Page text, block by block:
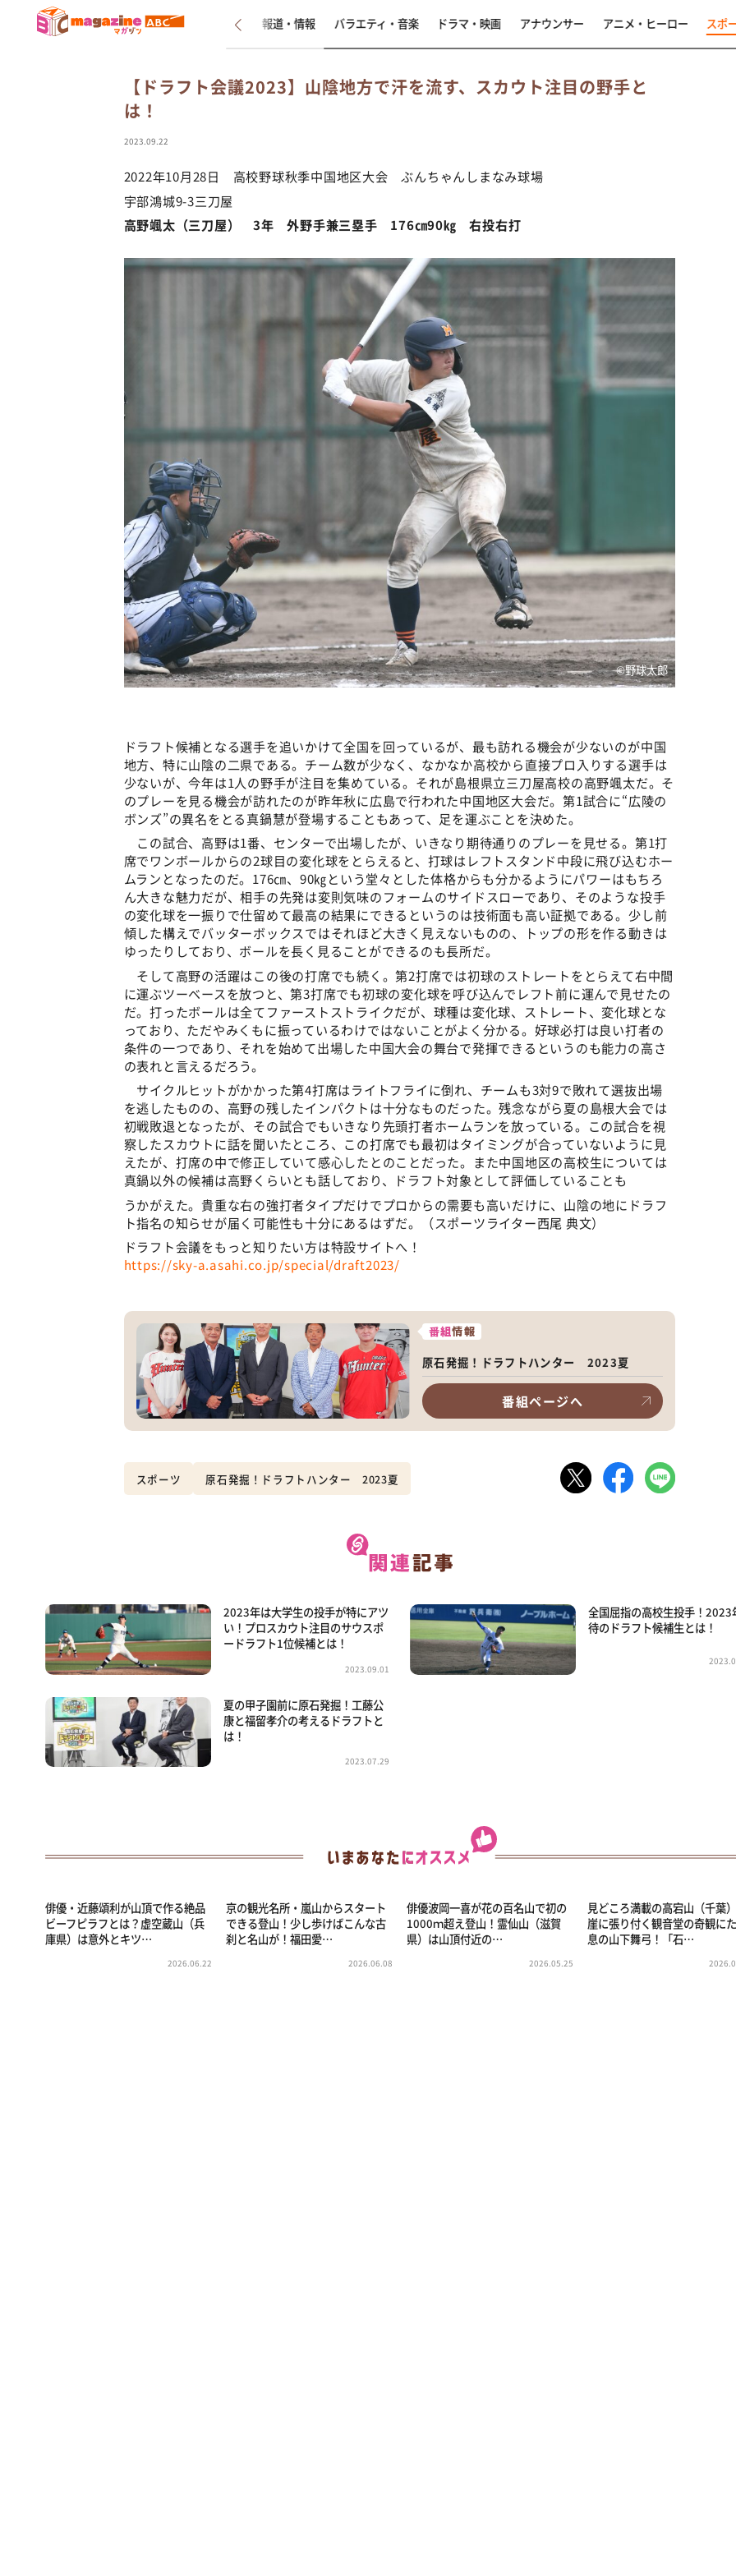
新着 インタビュー 報道・情報 バラエティ・音楽 ドラマ・映画 アナウンサー アニメ・ヒーロー スポ
【ドラフト会議2023】山陰地方で汗を流す、スカウト注目の野手と
は！
2023.09.22
2022年10月28日 高校野球秋季中国地区大会 ぶんちゃんしまなみ球場
宇部鴻城9-3三刀屋
高野颯太（三刀屋） 3年 外野手兼三塁手 176㎝90㎏ 右投右打
©️野球太郎
ドラフト候補となる選手を追いかけて全国を回っているが、最も訪れる機会が少ないのが中国
地方、特に山陰の二県である。チーム数が少なく、なかなか高校から直接プロ入りする選手は
少ないが、今年は1人の野手が注目を集めている。それが島根県立三刀屋高校の高野颯太だ。そ
のプレーを見る機会が訪れたのが昨年秋に広島で行われた中国地区大会だ。第1試合に“広陵の
ボンズ”の異名をとる真鍋慧が登場することもあって、足を運ぶことを決めた。
この試合、高野は1番、センターで出場したが、いきなり期待通りのプレーを見せる。第1打
席でワンボールからの2球目の変化球をとらえると、打球はレフトスタンド中段に飛び込むホー
ムランとなったのだ。176㎝、90㎏という堂々とした体格からも分かるようにパワーはもちろ
ん大きな魅力だが、相手の先発は変則気味のフォームのサイドスローであり、そのような投手
の変化球を一振りで仕留めて最高の結果にできるというのは技術面も高い証拠である。少し前
傾した構えでバッターボックスではそれほど大きく見えないものの、トップの形を作る動きは
ゆったりしており、ボールを長く見ることができるのも長所だ。
そして高野の活躍はこの後の打席でも続く。第2打席では初球のストレートをとらえて右中間
に運ぶツーベースを放つと、第3打席でも初球の変化球を呼び込んでレフト前に運んで見せたの
だ。打ったボールは全てファーストストライクだが、球種は変化球、ストレート、変化球とな
っており、ただやみくもに振っているわけではないことがよく分かる。好球必打は良い打者の
条件の一つであり、それを始めて出場した中国大会の舞台で発揮できるというのも能力の高さ
の表れと言えるだろう。
サイクルヒットがかかった第4打席はライトフライに倒れ、チームも3対9で敗れて選抜出場
を逃したものの、高野の残したインパクトは十分なものだった。残念ながら夏の島根大会では
初戦敗退となったが、その試合でもいきなり先頭打者ホームランを放っている。この試合を視
察したスカウトに話を聞いたところ、この打席でも最初はタイミングが合っていないように見
えたが、打席の中で修正していて感心したとのことだった。また中国地区の高校生については
真鍋以外の候補は高野くらいとも話しており、ドラフト対象として評価していることも
うかがえた。貴重な右の強打者タイプだけでプロからの需要も高いだけに、山陰の地にドラフ
ト指名の知らせが届く可能性も十分にあるはずだ。（スポーツライター西尾 典文）
ドラフト会議をもっと知りたい方は特設サイトへ！
https://sky-a.asahi.co.jp/special/draft2023/
番組情報
原石発掘！ドラフトハンター 2023夏
番組ページへ
スポーツ 原石発掘！ドラフトハンター 2023夏
2023年は大学生の投手が特にアツ
い！プロスカウト注目のサウスポ
ードラフト1位候補とは！
2023.09.01
全国屈指の高校生投手！2023
待のドラフト候補生とは！
夏の甲子園前に原石発掘！工藤公
康と福留孝介の考えるドラフトと
は！
2023.07.29
俳優・近藤頌利が山頂で作る絶品
ビーフピラフとは？虚空蔵山（兵
庫県）は意外とキツ…
2026.06.22
京の観光名所・嵐山からスタート
できる登山！少し歩けばこんな古
刹と名山が！福田愛…
2026.06.08
俳優波岡一喜が花の百名山で初の
1000ｍ超え登山！霊仙山（滋賀
県）は山頂付近の…
2026.05.25
見どころ満載の高宕山（千葉）
崖に張り付く観音堂の奇観に
息の山下舞弓！「石…